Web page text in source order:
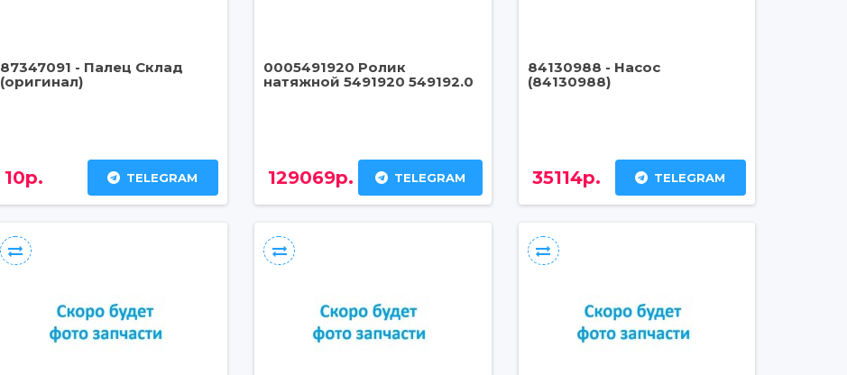
87347091 - Палец Склад
(оригинал)
10р. TELEGRAM
0005491920 Ролик
натяжной 5491920 549192.0
129069р. TELEGRAM
84130988 - Насос
(84130988)
35114р. TELEGRAM